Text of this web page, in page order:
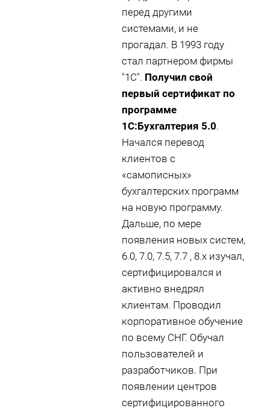
перед другими
системами, и не
прогадал. В 1993 году
стал партнером фирмы
"1С". Получил свой
первый сертификат по
программе
1С:Бухгалтерия 5.0.
Начался перевод
клиентов с
«самописных»
бухгалтерских программ
на новую программу.
Дальше, по мере
появления новых систем,
6.0, 7.0, 7.5, 7.7 , 8.х изучал,
сертифицировался и
активно внедрял
клиентам. Проводил
корпоративное обучение
по всему СНГ. Обучал
пользователей и
разработчиков. При
появлении центров
сертифицированного